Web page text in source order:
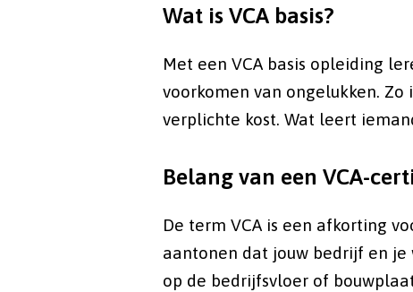
Wat is VCA basis?
Met een VCA basis opleiding
voorkomen van ongelukken. Zo
verplichte kost. Wat leert
Belang van een VCA-
De term VCA is een afkorting
aantonen dat jouw bedrijf en
op de bedrijfsvloer of